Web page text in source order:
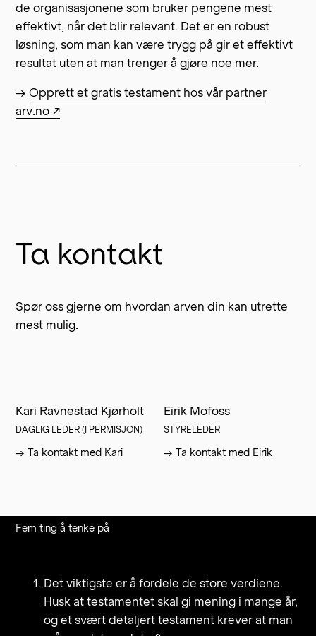
de organisasjonene som bruker pengene mest
effektivt, når det blir relevant. Det er en robust
løsning, som man kan være trygg på gir et effektivt
resultat uten at man trenger å gjøre noe mer.
→Opprett et gratis testament hos vår partner
arv.no ↗
Ta kontakt
Spør oss gjerne om hvordan arven din kan utrette
mest mulig.
Kari Ravnestad Kjørholt
DAGLIG LEDER (I PERMISJON)
→Ta kontakt med Kari
Eirik Mofoss
STYRELEDER
→ Ta kontakt med Eirik
Fem ting å tenke på
Det viktigste er å fordele de store verdiene.
Husk at testamentet skal gi mening i mange år,
og et svært detaljert testament krever at man